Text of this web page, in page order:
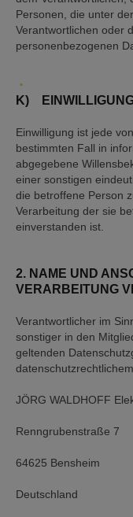
Personen, die unter
Verantwortlichen oder
personenbezogenen
K)
Einwilligung ist jede
bestimmten Fall in
abgegebene
einer sonstigen
die betroffene Person
Verarbeitung der sie
einverstanden ist.
2. NAME UND
VERARBEITUNG
Verantwortlicher im
sonstiger in den
geltenden
JÖRG WALDHOFF
Renngrubenstraße 7
64625 Bensheim
Deutschland